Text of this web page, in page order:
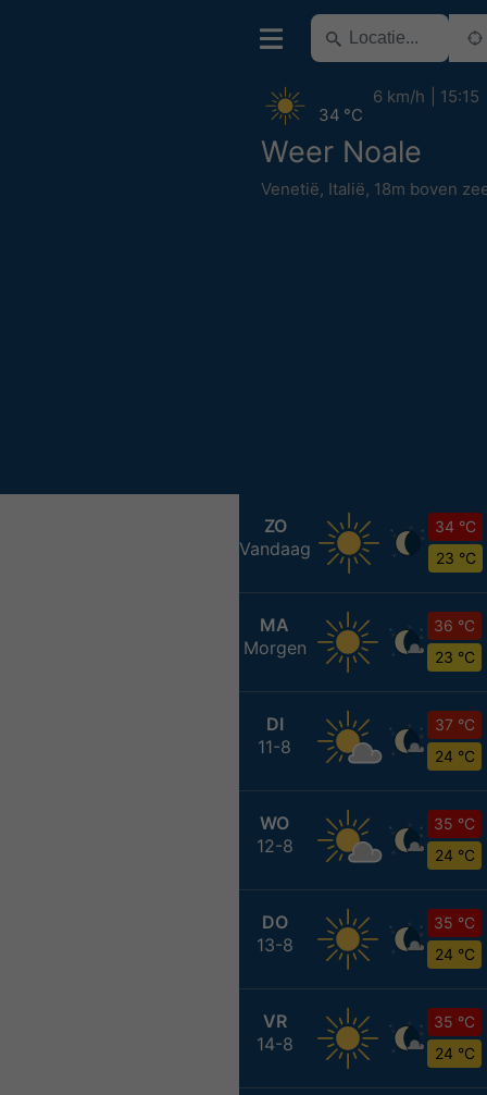
Weer Noale
Venetië, Italië, 18m boven
34 °C
6 km/h 15:15
ZO
Vandaag
34 °C
23 °C
MA
Morgen
36 °C
23 °C
DI
11-8
37 °C
24 °C
WO
12-8
35 °C
24 °C
DO
13-8
35 °C
24 °C
VR
14-8
35 °C
24 °C